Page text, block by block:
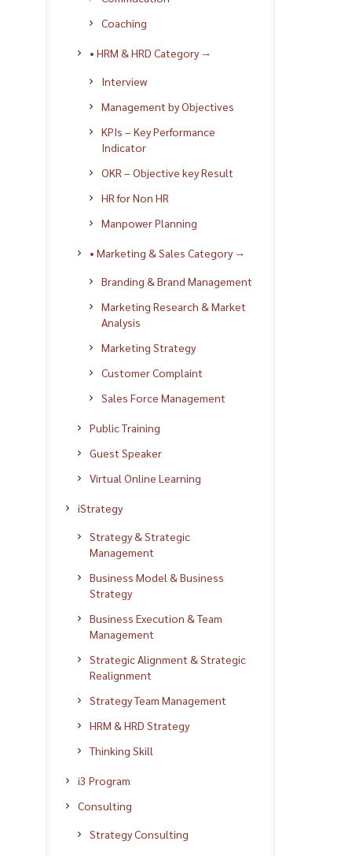
Coaching
• HRM & HRD Category →
Interview
Management by Objectives
KPIs – Key Performance
Indicator
OKR – Objective key Result
HR for Non HR
Manpower Planning
• Marketing & Sales Category →
Branding & Brand Management
Marketing Research & Market
Analysis
Marketing Strategy
Customer Complaint
Sales Force Management
Public Training
Guest Speaker
Virtual Online Learning
iStrategy
Strategy & Strategic
Management
Business Model & Business
Strategy
Business Execution & Team
Management
Strategic Alignment & Strategic
Realignment
Strategy Team Management
HRM & HRD Strategy
Thinking Skill
i3 Program
Consulting
Strategy Consulting